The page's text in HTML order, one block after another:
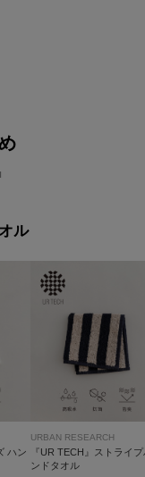
ル
ハン
URBAN RESEARCH
『UR TECH』ストライ
ンドタオル